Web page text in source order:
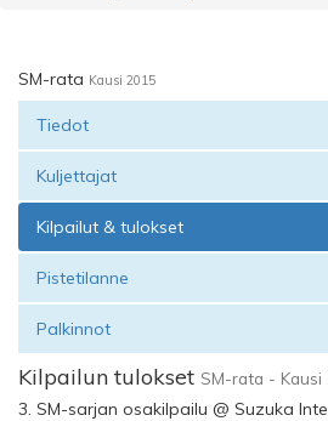
SM-rata Kausi 2015
Tiedot
Kuljettajat
Kilpailut & tulokset
Pistetilanne
Palkinnot
Kilpailun tulokset SM-rata - Kausi
3. SM-sarjan osakilpailu @ Suzuka